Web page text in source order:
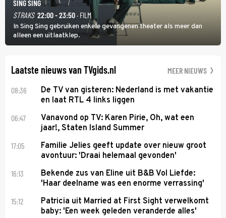
SING SING
STRAKS 22:00 - 23:50· FILM
In Sing Sing gebruiken enkele gevangenen theater als meer dan
alleen een uitlaatklep.
Laatste nieuws van TVgids.nl MEER NIEUWS
08:36
De TV van gisteren: Nederland is met vakantie
en laat RTL 4 links liggen
06:47
Vanavond op TV: Karen Pirie, Oh, wat een
jaar!, Staten Island Summer
17:05
Familie Jelies geeft update over nieuw groot
avontuur: 'Draai helemaal gevonden'
16:13
Bekende zus van Eline uit B&B Vol Liefde:
'Haar deelname was een enorme verrassing'
15:12
Patricia uit Married at First Sight verwelkomt
baby: 'Een week geleden veranderde alles'